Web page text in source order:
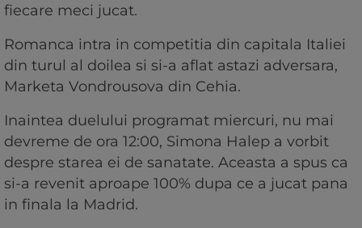
fiecare meci jucat.
Romanca intra in competitia din capitala Italiei
din turul al doilea si si-a aflat astazi adversara,
Marketa Vondrousova din Cehia.
Inaintea duelului programat miercuri, nu mai
devreme de ora 12:00, Simona Halep a vorbit
despre starea ei de sanatate. Aceasta a spus ca
si-a revenit aproape 100% dupa ce a jucat pana
in finala la Madrid.